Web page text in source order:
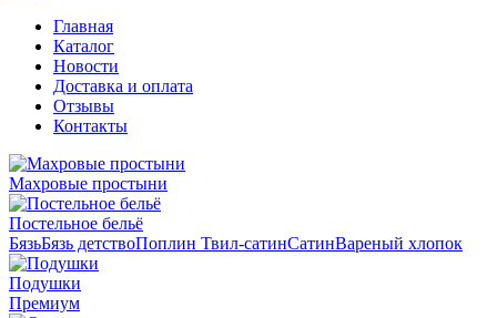
Главная
Каталог
Новости
Доставка и оплата
Отзывы
Контакты
Махровые простыни
Постельное бельё
БязьБязь детствоПоплин Твил-сатинСатинВареный хлопок
Подушки
Премиум